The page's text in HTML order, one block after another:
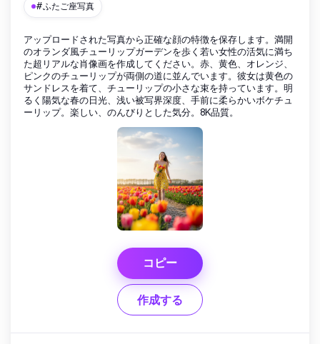
#ふたご座写真
アップロードされた写真から正確な顔の特徴を保存します。満開
のオランダ風チューリップガーデンを歩く若い女性の活気に満ち
た超リアルな肖像画を作成してください。赤、黄色、オレンジ、
ピンクのチューリップが両側の道に並んでいます。彼女は黄色の
サンドレスを着て、チューリップの小さな束を持っています。明
るく陽気な春の日光、浅い被写界深度、手前に柔らかいボケチュ
ーリップ。楽しい、のんびりとした気分。8K品質。
コピー
作成する